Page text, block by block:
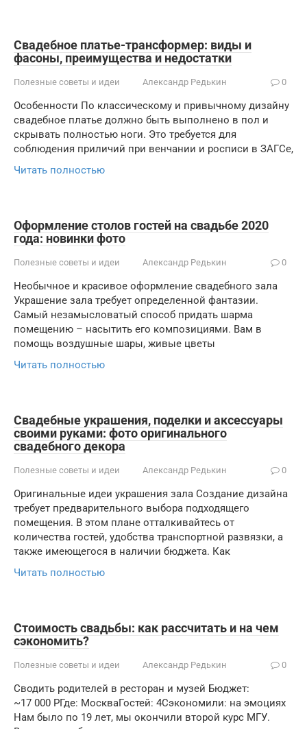
Свадебное платье-трансформер: виды и
фасоны, преимущества и недостатки
Полезные советы и идеи Александр Редькин 0
Особенности По классическому и привычному дизайну
свадебное платье должно быть выполнено в пол и
скрывать полностью ноги. Это требуется для
соблюдения приличий при венчании и росписи в ЗАГСе,
Читать полностью
Оформление столов гостей на свадьбе 2020
года: новинки фото
Полезные советы и идеи Александр Редькин 0
Необычное и красивое оформление свадебного зала
Украшение зала требует определенной фантазии.
Самый незамысловатый способ придать шарма
помещению – насытить его композициями. Вам в
помощь воздушные шары, живые цветы
Читать полностью
Свадебные украшения, поделки и аксессуары
своими руками: фото оригинального
свадебного декора
Полезные советы и идеи Александр Редькин 0
Оригинальные идеи украшения зала Создание дизайна
требует предварительного выбора подходящего
помещения. В этом плане отталкивайтесь от
количества гостей, удобства транспортной развязки, а
также имеющегося в наличии бюджета. Как
Читать полностью
Стоимость свадьбы: как рассчитать и на чем
сэкономить?
Полезные советы и идеи Александр Редькин 0
Сводить родителей в ресторан и музей Бюджет:
~17 000 РГде: МоскваГостей: 4Сэкономили: на эмоциях
Нам было по 19 лет, мы окончили второй курс МГУ.